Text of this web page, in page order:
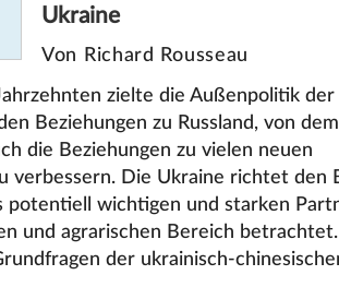
Ukraine
Von Richard Rousseau
zielte die Außenpolitik der
Beziehungen zu Russland, von
die Beziehungen zu vielen neuen
verbessern. Die Ukraine richtet den
potentiell wichtigen und starken
und agrarischen Bereich betrachtet.
der ukrainisch-